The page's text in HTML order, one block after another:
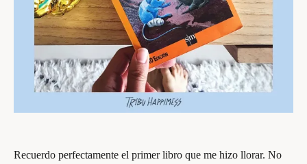
Recuerdo perfectamente el primer libro que me hizo llorar. No